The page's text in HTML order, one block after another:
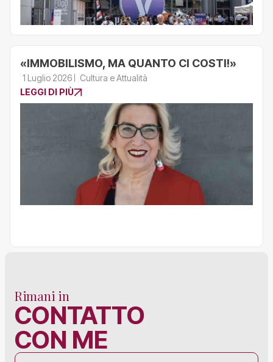
«IMMOBILISMO, MA QUANTO CI COSTI!»
1 Luglio 2026
Cultura e Attualità
LEGGI DI PIÙ
Rimani in
CONTATTO
CON ME